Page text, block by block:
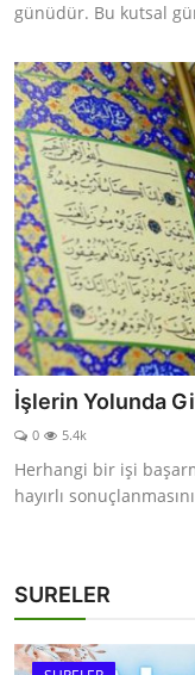
günüdür. Bu kutsal
İşlerin Yolunda
0 5.4k
Herhangi bir işi
hayırlı
SURELER